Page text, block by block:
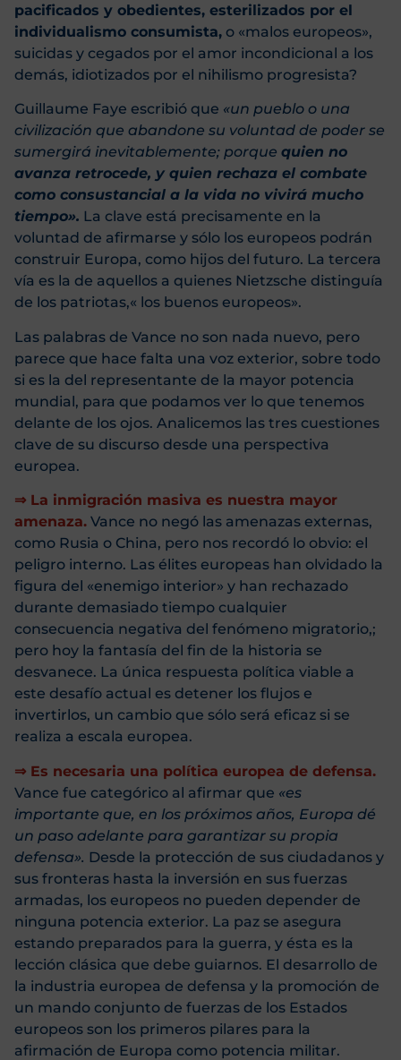
pacificados y obedientes, esterilizados por el
individualismo consumista, o «malos europeos»,
suicidas y cegados por el amor incondicional a los
demás, idiotizados por el nihilismo progresista?
Guillaume Faye escribió que «un pueblo o una
civilización que abandone su voluntad de poder se
sumergirá inevitablemente; porque quien no
avanza retrocede, y quien rechaza el combate
como consustancial a la vida no vivirá mucho
tiempo». La clave está precisamente en la
voluntad de afirmarse y sólo los europeos podrán
construir Europa, como hijos del futuro. La tercera
vía es la de aquellos a quienes Nietzsche distinguía
de los patriotas,« los buenos europeos».
Las palabras de Vance no son nada nuevo, pero
parece que hace falta una voz exterior, sobre todo
si es la del representante de la mayor potencia
mundial, para que podamos ver lo que tenemos
delante de los ojos. Analicemos las tres cuestiones
clave de su discurso desde una perspectiva
europea.
⇒ La inmigración masiva es nuestra mayor
amenaza. Vance no negó las amenazas externas,
como Rusia o China, pero nos recordó lo obvio: el
peligro interno. Las élites europeas han olvidado la
figura del «enemigo interior» y han rechazado
durante demasiado tiempo cualquier
consecuencia negativa del fenómeno migratorio,;
pero hoy la fantasía del fin de la historia se
desvanece. La única respuesta política viable a
este desafío actual es detener los flujos e
invertirlos, un cambio que sólo será eficaz si se
realiza a escala europea.
⇒ Es necesaria una política europea de defensa.
Vance fue categórico al afirmar que «es
importante que, en los próximos años, Europa dé
un paso adelante para garantizar su propia
defensa». Desde la protección de sus ciudadanos y
sus fronteras hasta la inversión en sus fuerzas
armadas, los europeos no pueden depender de
ninguna potencia exterior. La paz se asegura
estando preparados para la guerra, y ésta es la
lección clásica que debe guiarnos. El desarrollo de
la industria europea de defensa y la promoción de
un mando conjunto de fuerzas de los Estados
europeos son los primeros pilares para la
afirmación de Europa como potencia militar.